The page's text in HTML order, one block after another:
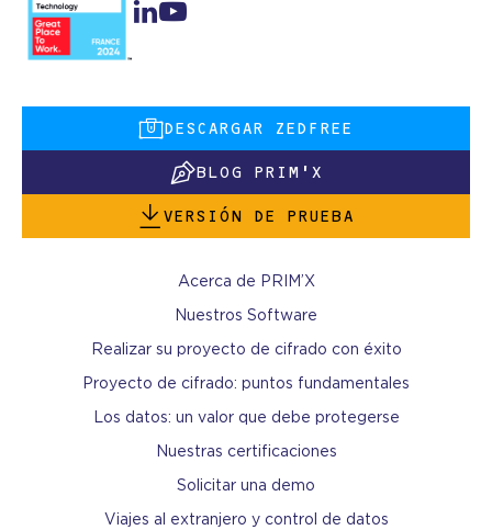
DESCARGAR ZEDFREE
BLOG PRIM'X
VERSIÓN DE PRUEBA
Acerca de PRIM’X
Nuestros Software
Realizar su proyecto de cifrado con éxito
Proyecto de cifrado: puntos fundamentales
Los datos: un valor que debe protegerse
Nuestras certificaciones
Solicitar una demo
Viajes al extranjero y control de datos